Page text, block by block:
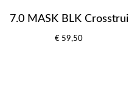
7.0 MASK BLK Crosstrui
€ 59,50